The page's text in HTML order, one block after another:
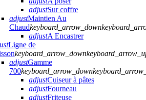
adjustSur coffre
adjustMaintien Au
Chaudkeyboard_arrow_down
adjustA Encastrer
Ligne de
keyboard_arrow_down
adjustGamme
700keyboard_arrow_down
adjustCuiseur à pâtes
adjustFourneau
adjustFriteuse